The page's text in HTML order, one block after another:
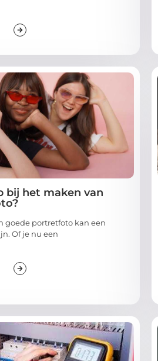
bij het maken van
goede portretfoto kan een
Of je nu een